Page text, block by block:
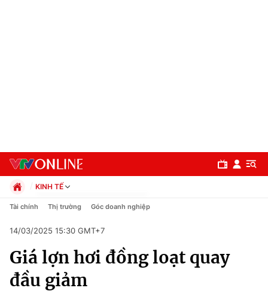
Chuyên mục
Chính trị
KINH TẾ
Chính trị
Pháp luật
Kinh tế
Thể thao
Truyền hình
Tài chính Thị trường Góc doanh nghiệp
14/03/2025 15:30 GMT+7
Giá lợn hơi đồng loạt quay
đầu giảm